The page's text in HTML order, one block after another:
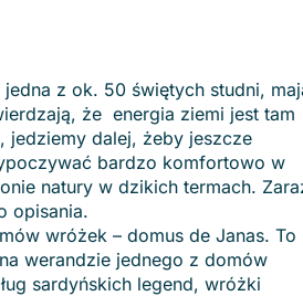
jedna z ok. 50 świętych studni,
że energia ziemi jest tam
jedziemy dalej, żeby jeszcze
bardzo komfortowo w
natury w dzikich termach.
opisania.
wróżek – domus de Janas. To
werandzie jednego z domów
sardyńskich legend, wróżki